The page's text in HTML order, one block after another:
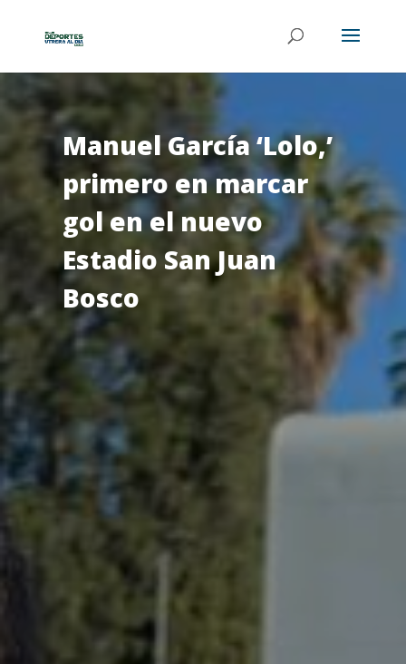
Manuel García ‘Lolo,’
primero en marcar
gol en el nuevo
Estadio San Juan
Bosco